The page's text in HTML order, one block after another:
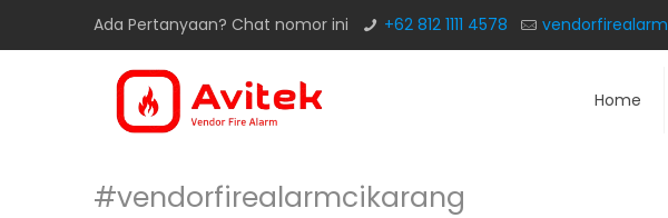
Ada Pertanyaan? Chat nomor ini +62 812 1111 4578
Home
#vendorfirealarmcikarang